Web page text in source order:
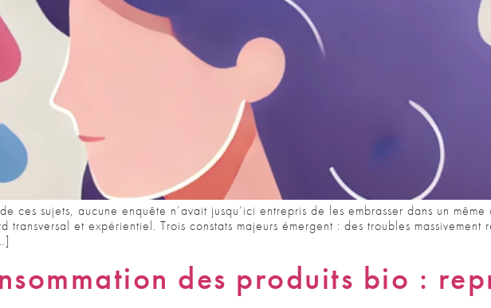
ces sujets, aucune enquête n’avait jusqu’ici entrepris de les embrasser dans un même
et expérientiel. Trois constats majeurs émergent : des troubles
des produits bio :